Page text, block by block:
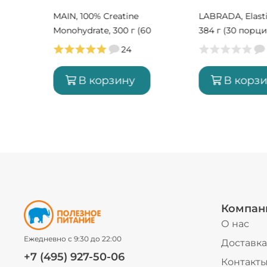
MAIN, 100% Creatine
Monohydrate, 300 г (60
порций)
24
В корзину
LABRADA,
384 г (30
В
Ежедневно с 9:30 до 22:00
+7 (495) 927-50-06
О нас
Контакты